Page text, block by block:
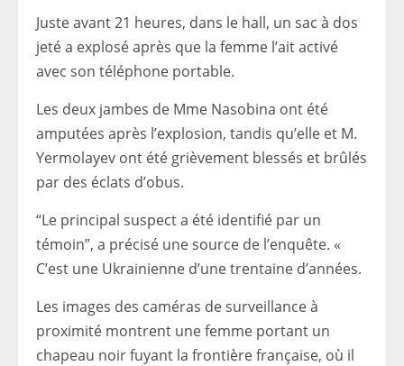
Juste avant 21 heures, dans le hall, un sac à dos
jeté a explosé après que la femme l’ait activé
avec son téléphone portable.
Les deux jambes de Mme Nasobina ont été
amputées après l’explosion, tandis qu’elle et M.
Yermolayev ont été grièvement blessés et brûlés
par des éclats d’obus.
“Le principal suspect a été identifié par un
témoin”, a précisé une source de l’enquête. «
C’est une Ukrainienne d’une trentaine d’années.
Les images des caméras de surveillance à
proximité montrent une femme portant un
chapeau noir fuyant la frontière française, où il